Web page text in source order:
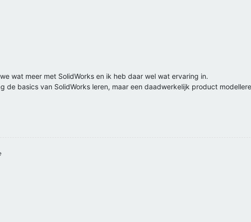
wat meer met SolidWorks en ik heb daar wel wat ervaring in.
de basics van SolidWorks leren, maar een daadwerkelijk product